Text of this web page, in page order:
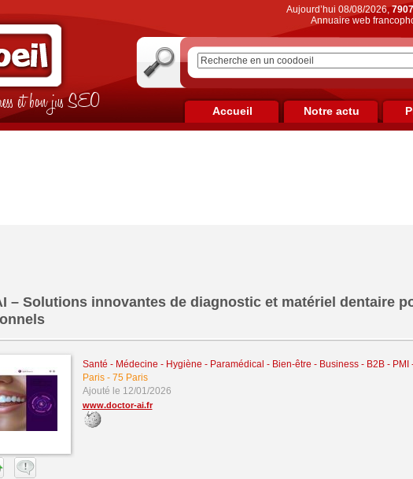
et bon jus SEO
Aujourd’hui 08/08/2026,
Annuaire web
Accueil Notre actu
– Solutions innovantes de diagnostic et matériel dentaire
Santé - Médecine - Hygiène - Paramédical - Bien-être - Business - B2B - PMI
Paris- 75 Paris
Ajouté le 12/01/2026
www.doctor-ai.fr